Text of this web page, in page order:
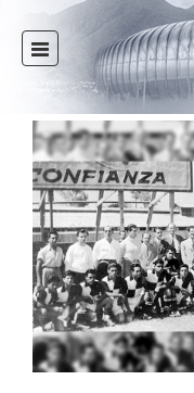
INICIO
NOTICIAS
CLUB
MULTIMEDIA
RAYADOS
RAYADAS
FUERZAS BÁSICAS
RESPONSABILIDAD SOCIAL
TAQUILLA